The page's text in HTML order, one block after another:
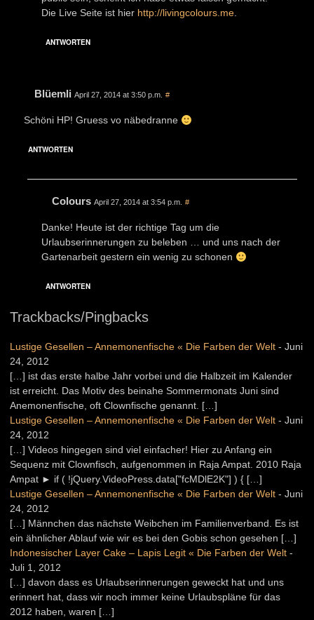
Die Live Seite ist hier http://livingcolours.me
ANTWORTEN
Blüemli April 27, 2014 at 3:50 p.m. #
Schöni HP! Gruess vo näbedranne
ANTWORTEN
Colours April 27, 2014 at 3:54 p.m. #
Danke! Heute ist der richtige Tag um die
Urlaubserinnerungen zu beleben … und uns nach der
Gartenarbeit gestern ein wenig zu schonen
ANTWORTEN
Trackbacks/Pingbacks
Lustige Gesellen – Annemonenfische « Die Farben der Welt - Juni
24, 2012
[…] ist das erste halbe Jahr vorbei und die Halbzeit im Kalender
ist erreicht. Das Motiv des beinahe Sommermonats Juni sind
Anemonenfische, oft Clownfische genannt. […]
Lustige Gesellen – Annemonenfische « Die Farben der Welt - Juni
24, 2012
[…] Videos hingegen sind viel einfacher! Hier zu Anfang ein
Sequenz mit Clownfisch, aufgenommen in Raja Ampat. 2010 Raja
Ampat ► if ( !jQuery.VideoPress.data["fcMDlE2K"] ) { […]
Lustige Gesellen – Annemonenfische « Die Farben der Welt - Juni
24, 2012
[…] Männchen das nächste Weibchen im Familienverband. Es ist
ein ähnlicher Ablauf wie wir es bei den Gobis schon gesehen […]
Indonesischer Layer Cake – Lapis Legit « Die Farben der Welt -
Juli 1, 2012
[…] davon dass es Urlaubserinnerungen geweckt hat und uns
erinnert hat, dass wir noch immer keine Urlaubspläne für das
2012 haben, waren […]